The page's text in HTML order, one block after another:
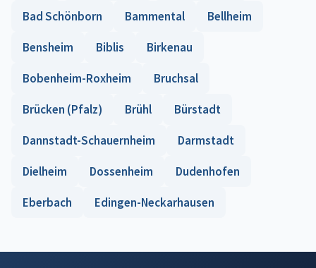
Bad Schönborn
Bammental
Bellheim
Bensheim
Biblis
Birkenau
Bobenheim-Roxheim
Bruchsal
Brücken (Pfalz)
Brühl
Bürstadt
Dannstadt-Schauernheim
Darmstadt
Dielheim
Dossenheim
Dudenhofen
Eberbach
Edingen-Neckarhausen